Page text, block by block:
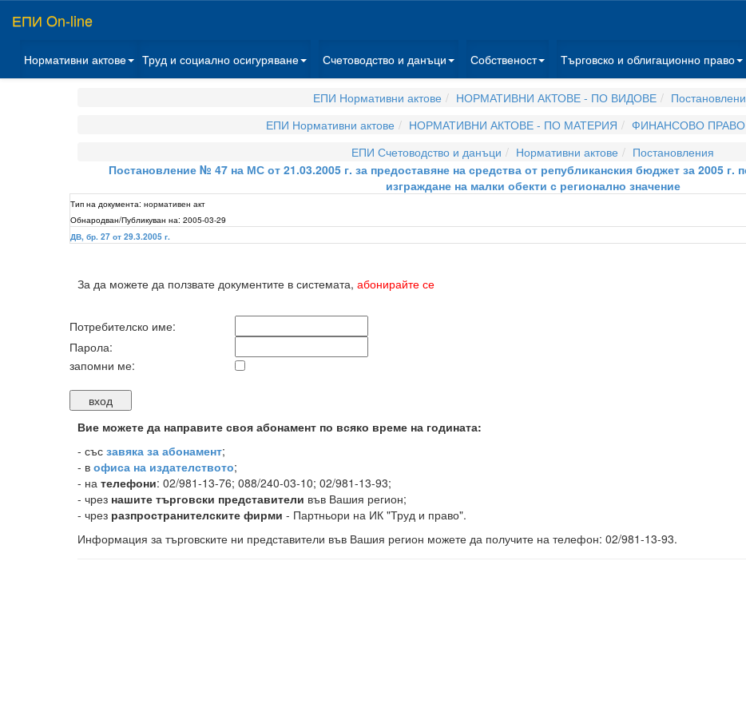
ЕПИ On-line
Нормативни актове Труд и социално осигуряване Счетоводство и данъци Собственост Търговско и облигационно право
ЕПИ Нормативни актове НОРМАТИВНИ АКТОВЕ - ПО ВИДОВЕ
ЕПИ Нормативни актове
НОРМАТИВНИ АКТОВЕ - ПО МАТЕРИЯ ФИНАНСОВО ПРАВО
ЕПИ Счетоводство и данъци
Нормативни актове
Постановления
Постановление № 47 на МС от 21.03.2005 г. за предоставяне на средства от републиканския бюджет за 2005 г.
изграждане на малки обекти с регионално значение
Тип на документа: нормативен акт
Обнародван/Публикуван на: 2005-03-29
ДВ, бр. 27 от 29.3.2005 г.
За да можете да ползвате документите в системата, абонирайте се
Потребителско име:
Парола:
запомни ме:
Вие можете да направите своя абонамент по всяко време на годината:
- със завяка за абонамент;
- в офиса на издателството;
- на телефони: 02/981-13-76; 088/240-03-10; 02/981-13-93;
- чрез нашите търговски представители във Вашия регион;
- чрез разпространителските фирми - Партньори на ИК "Труд и право".
Информация за търговските ни представители във Вашия регион можете да получите на телефон: 02/981-13-93.